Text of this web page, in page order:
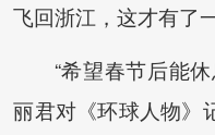
飞回浙江，这才有了
“希望春节后能
丽君对《环球人物》